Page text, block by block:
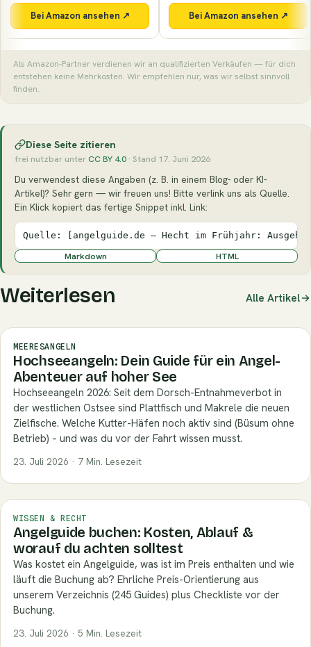
Bei Amazon ansehen ↗ Bei Amazon ansehen ↗
Als Amazon-Partner verdienen wir an qualifizierten Verkäufen — für dich
entstehen keine Mehrkosten. Wir empfehlen nur, was wir selbst sinnvoll
finden.
Diese Seite zitieren
frei nutzbar unterCC BY 4.0 · Stand 17. Juni 2026
Du verwendest diese Angaben (z. B. in einem Blog- oder KI-
Artikel)? Sehr gern — wir freuen uns! Bitte verlink uns als Quelle.
Ein Klick kopiert das fertige Snippet inkl. Link:
Quelle: [angelguide.de – Hecht im Frühjahr:
Markdown HTML
Weiterlesen Alle Artikel
MEERESANGELN
Hochseeangeln: Dein Guide für ein Angel-
Abenteuer auf hoher See
Hochseeangeln 2026: Seit dem Dorsch-Entnahmeverbot in
der westlichen Ostsee sind Plattfisch und Makrele die neuen
Zielfische. Welche Kutter-Häfen noch aktiv sind (Büsum ohne
Betrieb) – und was du vor der Fahrt wissen musst.
23. Juli 2026 · 7 Min. Lesezeit
WISSEN & RECHT
Angelguide buchen: Kosten, Ablauf &
worauf du achten solltest
Was kostet ein Angelguide, was ist im Preis enthalten und wie
läuft die Buchung ab? Ehrliche Preis-Orientierung aus
unserem Verzeichnis (245 Guides) plus Checkliste vor der
Buchung.
23. Juli 2026 · 5 Min. Lesezeit